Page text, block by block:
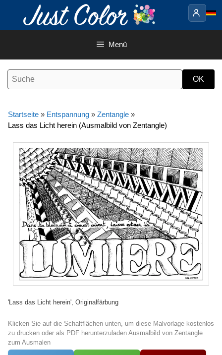
Inhalt
Menü
Startseite » Entspannung » Zentangle »
Lass das Licht herein (Ausmalbild von Zentangle)
'Lass das Licht herein', Originalfärbung
Klicken Sie auf die Schaltflächen unten, um diese Malvorlage kostenlos
zu drucken oder als PDF herunterzuladen Ausmalbild von Zentangle
zum Ausmalen